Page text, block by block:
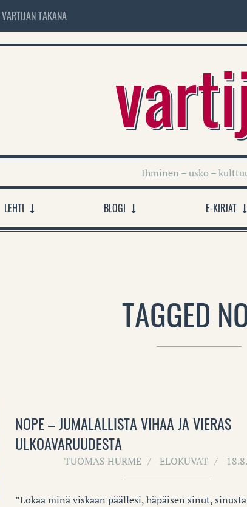
VARTIJAN TAKANA
Ihminen – usko –
LEHTI BLOGI E-KIRJAT
TAGGED
NOPE – JUMALALLISTA VIHAA JA VIERAS
ULKOAVARUUDESTA
TUOMAS HURME ELOKUVAT
”Lokaa minä viskaan päällesi, häpäisen sinut,